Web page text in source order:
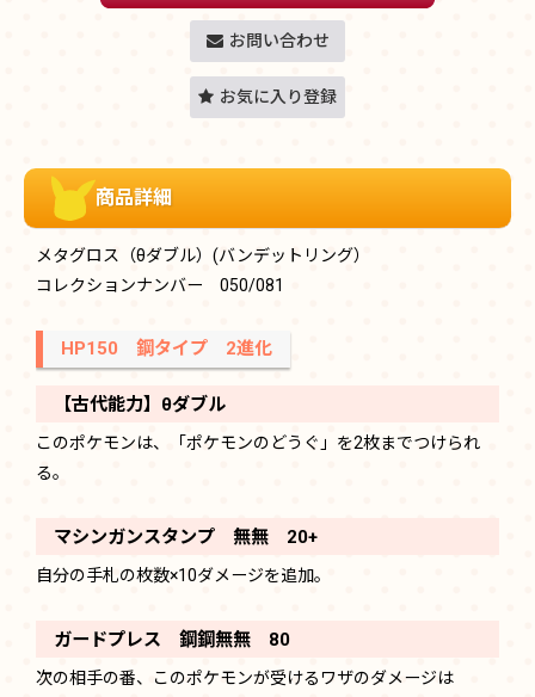
お問い合わせ
お気に入り登録
商品詳細
メタグロス（θダブル）(バンデットリング）
コレクションナンバー 050/081
HP150 鋼タイプ 2進化
【古代能力】θダブル
このポケモンは、「ポケモンのどうぐ」を2枚までつけられ
る。
マシンガンスタンプ 無無 20+
自分の手札の枚数×10ダメージを追加。
ガードプレス 鋼鋼無無 80
次の相手の番、このポケモンが受けるワザのダメージは